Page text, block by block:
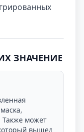
ЗНАЧЕНИЕ
может
вышел